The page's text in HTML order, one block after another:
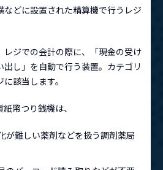
などに設置された精算機で行うレジ
レジでの会計の際に、「現金の受け
し」を自動で行う装置。カテゴリ
該当します。
幣つり銭機は、
が難しい薬剤などを扱う調剤薬局